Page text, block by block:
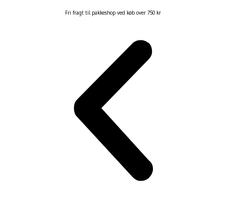
Fri fragt til pakkeshop ved køb over 750 kr